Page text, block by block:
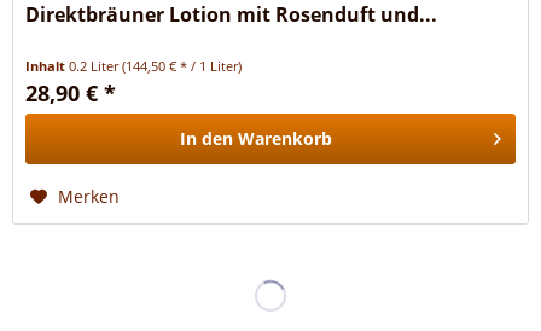
Direktbräuner Lotion mit Rosenduft und...
Inhalt0.2 Liter(144,50 € * / 1 Liter)
28,90 € *
In den Warenkorb
Merken